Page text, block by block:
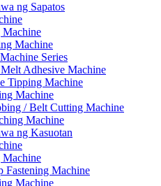
ng Sapatos
Machine
Series
Adhesive Machine
Tipping Machine
Machine
/ Belt Cutting Machine
Machine
ng Kasuotan
Fastening Machine
Machine